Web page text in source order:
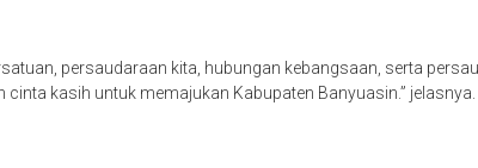
persaudaraan kita, hubungan kebangsaan, serta
kasih untuk memajukan Kabupaten Banyuasin.” jelasnya.